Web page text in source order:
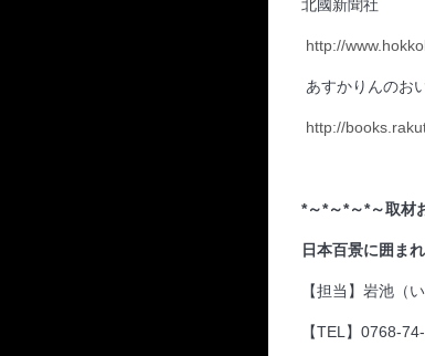
北國新聞社
http://
あすかりんのお
http://
*～*～*～*～取材
日本百景に囲ま
【担当】岩池（
【TEL】0768-